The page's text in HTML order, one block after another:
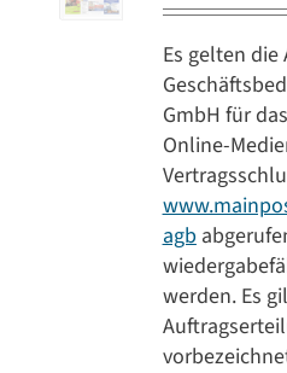
Es gelten
GmbH für
Online-
agb
werden. Es